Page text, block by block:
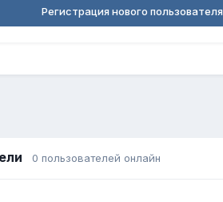
Регистрация нового пользователя
0 пользователей онлайн